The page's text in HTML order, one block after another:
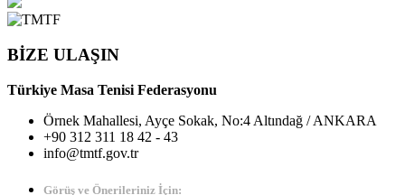
BİZE ULAŞIN
Türkiye Masa Tenisi Federasyonu
Örnek Mahallesi, Ayçe Sokak, No:4 Altındağ / ANKARA
+90 312 311 18 42 - 43
info@tmtf.gov.tr
Görüş ve Önerileriniz İçin: